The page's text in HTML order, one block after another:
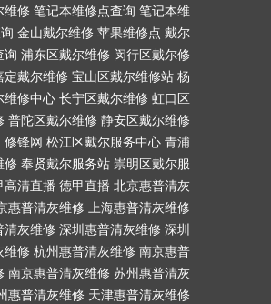
维修 笔记本维修点查询 笔记本维
金山戴尔维修 苹果维修点 戴尔
询 浦东区戴尔维修 闵行区戴尔修
定戴尔维修 宝山区戴尔维修站 杨
维修中心 长宁区戴尔维修 虹口区
普陀区戴尔维修 静安区戴尔维修
修锋网 松江区戴尔服务中心 青浦
修 奉贤戴尔服务站 崇明区戴尔服
高清直播 德甲直播 北京惠普清灰
惠普清灰维修 上海惠普清灰维修
清灰维修 深圳惠普清灰维修 深圳
维修 杭州惠普清灰维修 南京惠普
南京惠普清灰维修 苏州惠普清灰
惠普清灰维修 天津惠普清灰维修